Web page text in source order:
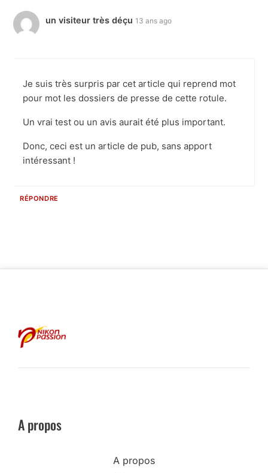
un visiteur très déçu 13 ans ago
Je suis très surpris par cet article qui reprend mot
pour mot les dossiers de presse de cette rotule.
Un vrai test ou un avis aurait été plus important.
Donc, ceci est un article de pub, sans apport
intéressant !
RÉPONDRE
A propos
A propos